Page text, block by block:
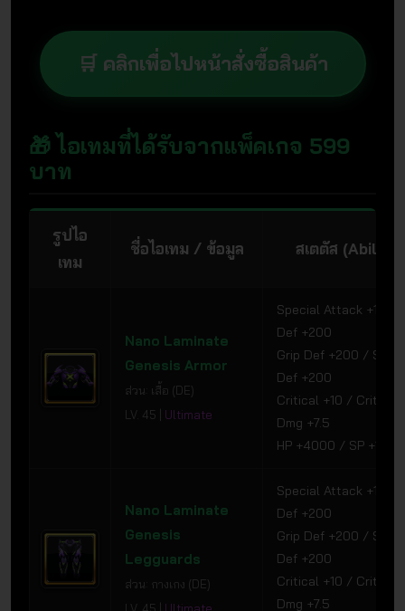
🛒 คลิกเพื่อไปหน้าสั่งซื้อสินค้า
🎁 ไอเทมที่ได้รับจากแพ็คเกจ 599
บาท
รูปไอ
เทม
ชื่อไอเทม / ข้อมูล สเตตัส (Ability)
Nano Laminate
Genesis Armor
ส่วน: เสื้อ (DE)
LV. 45 | Ultimate
Special Attack +150
Def +200
Grip Def +200 /
Def +200
Critical +10 / Critical
Dmg +7.5
HP +4000 / SP +1000
Nano Laminate
Genesis
Legguards
ส่วน: กางเกง (DE)
Special Attack +150
Def +200
Grip Def +200 /
Def +200
Critical +10 / Critical
Dmg +7.5